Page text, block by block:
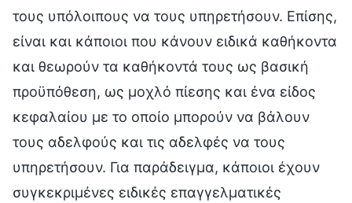
τους υπόλοιπους να τους υπηρετήσουν. Επίσης,
είναι και κάποιοι που κάνουν ειδικά καθήκοντα
και θεωρούν τα καθήκοντά τους ως βασική
προϋπόθεση, ως μοχλό πίεσης και ένα είδος
κεφαλαίου με το οποίο μπορούν να βάλουν
τους αδελφούς και τις αδελφές να τους
υπηρετήσουν. Για παράδειγμα, κάποιοι έχουν
συγκεκριμένες ειδικές επαγγελματικές